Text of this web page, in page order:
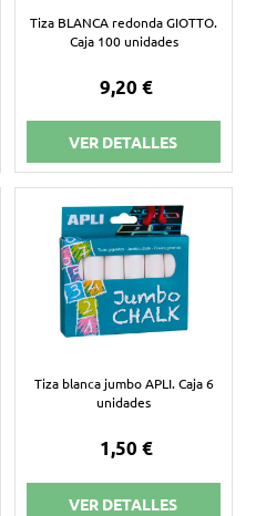
Tiza BLANCA redonda GIOTTO.
Caja 100 unidades
9,20 €
VER DETALLES
Tiza blanca jumbo APLI. Caja 6
unidades
1,50 €
VER DETALLES